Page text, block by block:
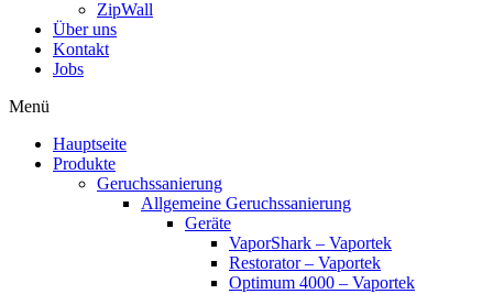
ZipWall
Über uns
Kontakt
Jobs
Menü
Hauptseite
Produkte
Geruchssanierung
Allgemeine Geruchssanierung
Geräte
VaporShark – Vaportek
Restorator – Vaportek
Optimum 4000 – Vaportek